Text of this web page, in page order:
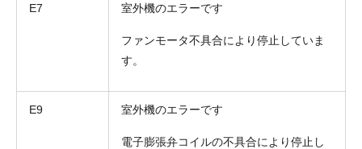
E7 室外機のエラーです
ファンモータ不具合により停止していま
す。
E9 室外機のエラーです
電子膨張弁コイルの不具合により停止し
折り返しのご連絡
(ご選択ください)
送信する